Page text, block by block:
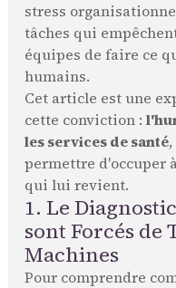
stress
tâches qui
équipes de faire ce
humains.
Cet article est une
cette conviction :
les services de santé
permettre d'occuper
qui lui revient.
1. Le
sont Forcés
Machines
Pour comprendre